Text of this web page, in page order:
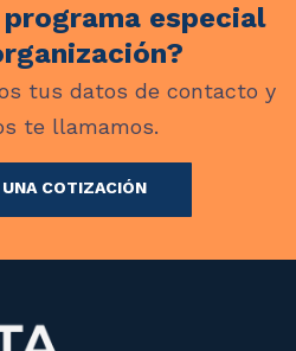
especial
tus datos de contacto y
te llamamos.
COTIZACIÓN